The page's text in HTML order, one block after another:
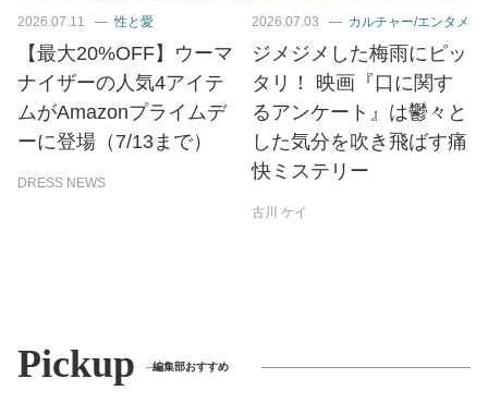
2026.07.11 性と愛
【最大20%OFF】ウーマ
ナイザーの人気4アイテ
ムがAmazonプライムデ
ーに登場（7/13まで）
DRESS NEWS
2026.07.03 カルチャー/エンタメ
ジメジメした梅雨にピッ
タリ！ 映画『口に関す
るアンケート』は鬱々と
した気分を吹き飛ばす痛
快ミステリー
古川 ケイ
Pickup 編集部おすすめ